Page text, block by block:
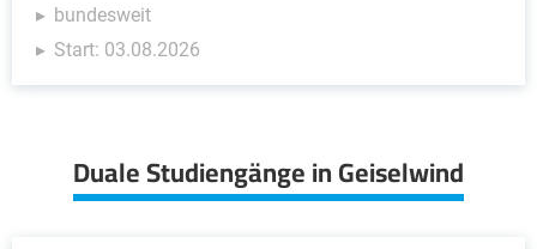
bundesweit
Start: 03.08.2026
Duale Studiengänge in Geiselwind